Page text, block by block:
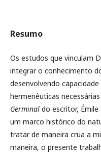
Resumo
Os estudos que vinculam
integrar o conhecimento
desenvolvendo
hermenêuticas
Germinal do escritor,
um marco histórico do
tratar de maneira crua a
maneira, o presente